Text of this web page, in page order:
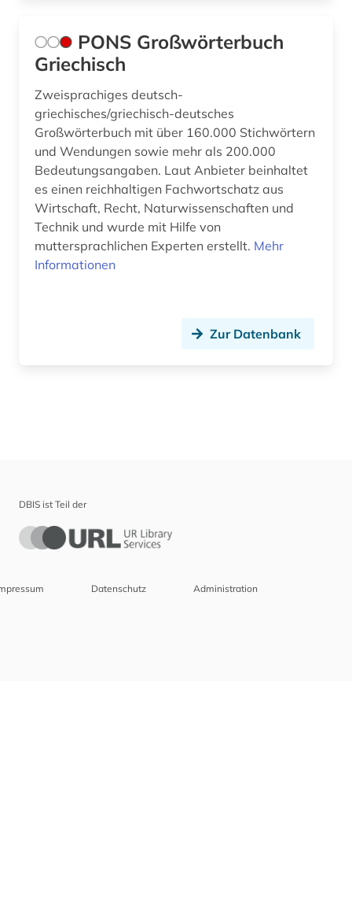
PONS Großwörterbuch
Griechisch
Zweisprachiges deutsch-
griechisches/griechisch-deutsches
Großwörterbuch mit über 160.000 Stichwörtern
und Wendungen sowie mehr als 200.000
Bedeutungsangaben. Laut Anbieter beinhaltet
es einen reichhaltigen Fachwortschatz aus
Wirtschaft, Recht, Naturwissenschaften und
Technik und wurde mit Hilfe von
muttersprachlichen Experten erstellt. Mehr
Informationen
Zur Datenbank
DBIS ist Teil der
Datenschutz Administration